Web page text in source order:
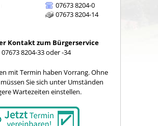
07673 8204-0
07673 8204-14
Kontakt zum Bürgerservice
8204-33 oder -34
mit Termin haben Vorrang. Ohne
Sie sich unter Umständen
Wartezeiten einstellen.